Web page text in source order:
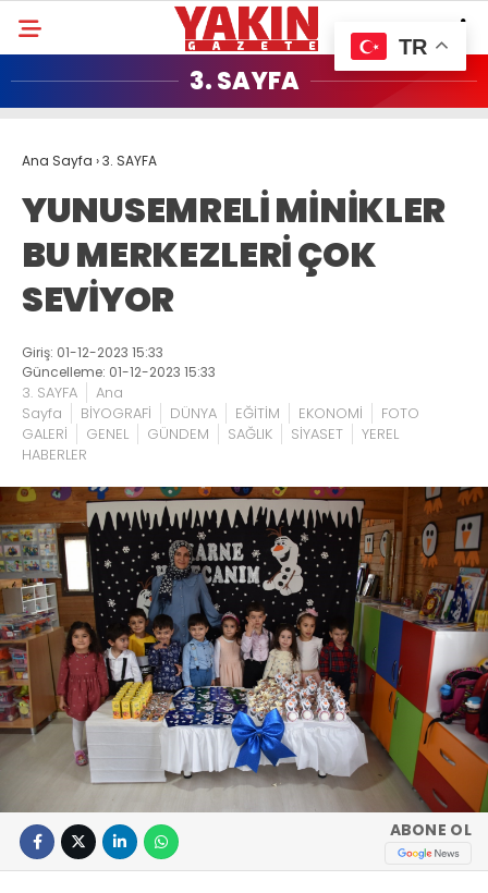
3. SAYFA
Ana Sayfa ›3. SAYFA
YUNUSEMRELİ MİNİKLER
BU MERKEZLERİ ÇOK
SEVİYOR
Giriş: 01-12-2023 15:33
Güncelleme: 01-12-2023 15:33
3. SAYFA
Ana
Sayfa
BİYOGRAFİ DÜNYA EĞİTİM EKONOMİ
FOTO
GALERİ
GENEL GÜNDEM SAĞLIK SİYASET
YEREL
HABERLER
ABONE OL
TR